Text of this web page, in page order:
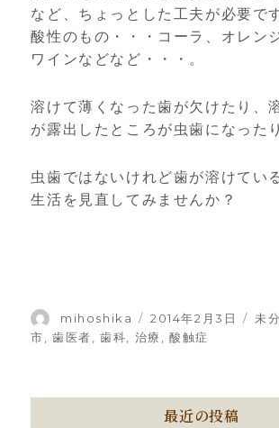
など、ちょっとした工夫が必要で
酸性のもの・・・コーラ、オレン
ワインなどなど・・・。
溶けて薄くなった歯が欠けたり、
が露出したところが虫歯になった
虫歯ではないけれど歯が溶けてい
生活を見直してみませんか？
投
稿
mihoshika
投
稿
2014年2月3日
カ
未
市
,歯医者 ,歯科 治療 ,酸触症
最近の投稿